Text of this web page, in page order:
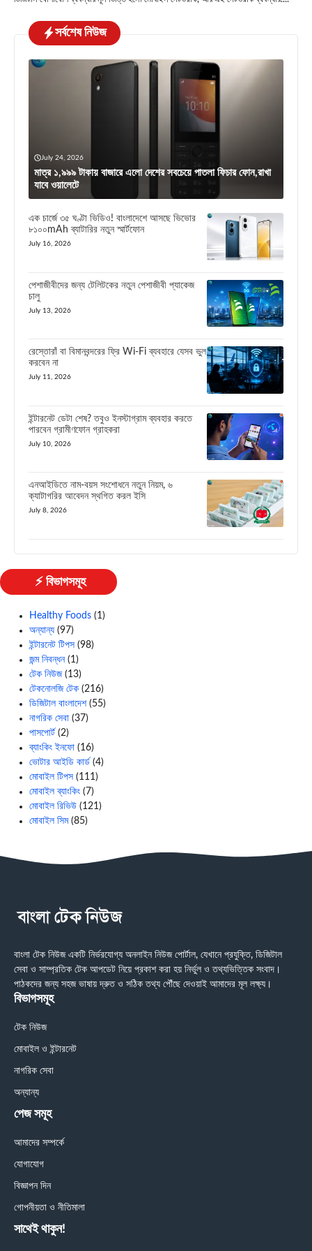
সর্বশেষ নিউজ
July 24, 2026
মাত্র ১,৯৯৯ টাকায় বাজারে এলো দেশের সবচেয়ে পাতলা ফিচার ফোন,রাখা
যাবে ওয়ালেটে
এক চার্জে ৩৫ ঘণ্টা ভিডিও! বাংলাদেশে আসছে ভিভোর
৮১০০mAh ব্যাটারির নতুন স্মার্টফোন
July 16, 2026
পেশাজীবীদের জন্য টেলিটকের নতুন পেশাজীবী প্যাকেজ
চালু
July 13, 2026
রেস্তোরাঁ বা বিমানবন্দরের ফ্রি Wi-Fi ব্যবহারে যেসব ভুল
করবেন না
July 11, 2026
ইন্টারনেট ডেটা শেষ? তবুও ইনস্টাগ্রাম ব্যবহার করতে
পারবেন গ্রামীণফোন গ্রাহকরা
July 10, 2026
এনআইডিতে নাম-বয়স সংশোধনে নতুন নিয়ম, ৬
ক্যাটাগরির আবেদন স্থগিত করল ইসি
July 8, 2026
⚡ বিভাগসমূহ
Healthy Foods (1)
অন্যান্য (97)
ইন্টারনেট টিপস (98)
জন্ম নিবন্ধন(1)
টেক নিউজ(13)
টেকনোলজি টেক (216)
ডিজিটাল বাংলাদেশ(55)
নাগরিক সেবা (37)
পাসপোর্ট (2)
ব্যাংকিং ইনফো (16)
ভোটার আইডি কার্ড (4)
মোবাইল টিপস (111)
মোবাইল ব্যাংকিং (7)
মোবাইল রিভিউ (121)
মোবাইল সিম(85)
বাংলা টেক নিউজ একটি নির্ভরযোগ্য অনলাইন নিউজ পোর্টাল, যেখানে প্রযুক্তি, ডিজিটাল
সেবা ও সাম্প্রতিক টেক আপডেট নিয়ে প্রকাশ করা হয় নির্ভুল ও তথ্যভিত্তিক সংবাদ।
পাঠকদের জন্য সহজ ভাষায় দ্রুত ও সঠিক তথ্য পৌঁছে দেওয়াই আমাদের মূল লক্ষ্য।
বিভাগসমূহ
টেক নিউজ
মোবাইল ও ইন্টারনেট
নাগরিক সেবা
অন্যান্য
পেজ সমূহ
আমাদের সম্পর্কে
যোগাযোগ
বিজ্ঞাপন দিন
গোপনীয়তা ও নীতিমালা
সাথেই থাকুন!